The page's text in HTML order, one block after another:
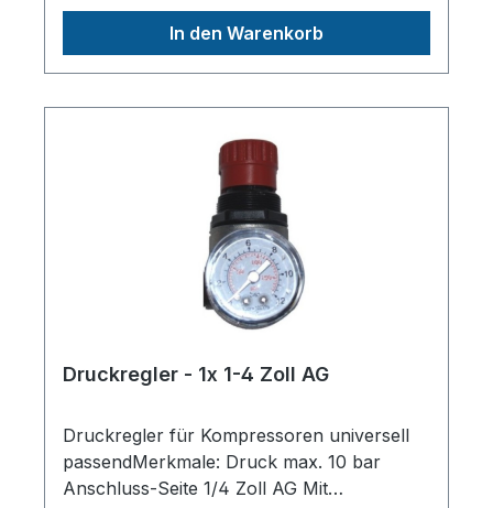
In den Warenkorb
Druckregler - 1x 1-4 Zoll AG
Druckregler für Kompressoren universell
passendMerkmale: Druck max. 10 bar
Anschluss-Seite 1/4 Zoll AG Mit